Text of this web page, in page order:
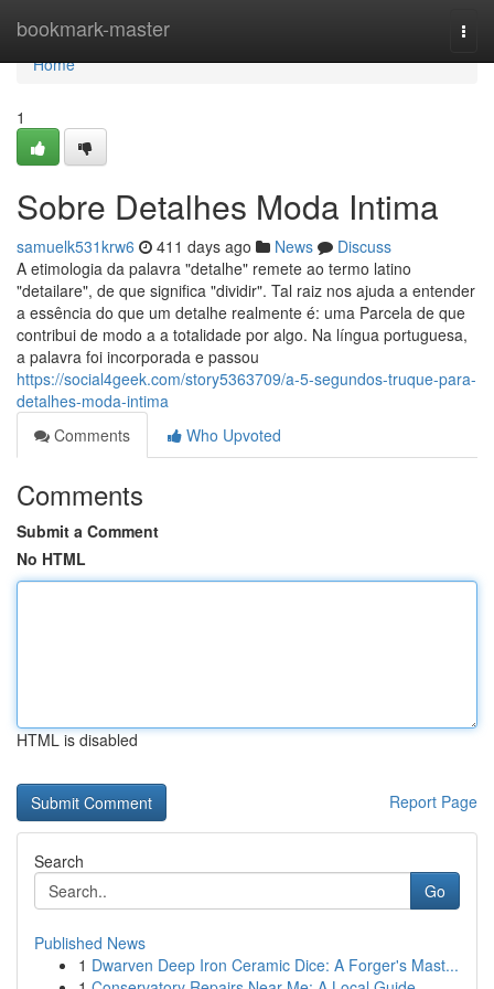
bookmark-master
Home
Home
1
Sobre Detalhes Moda Intima
samuelk531krw6 411 days ago News
Discuss
A etimologia da palavra "detalhe" remete ao termo latino
"detailare", de que significa "dividir". Tal raiz nos ajuda a entender
a essência do que um detalhe realmente é: uma Parcela de que
contribui de modo a a totalidade por algo. Na língua portuguesa,
a palavra foi incorporada e passou
https://social4geek.com/story5363709/a-5-segundos-truque-para-
detalhes-moda-intima
Comments
Who Upvoted
Comments
Submit a Comment
No HTML
HTML is disabled
Report Page
Search
Go
Published News
1 Dwarven Deep Iron Ceramic Dice: A Forger's Mast...